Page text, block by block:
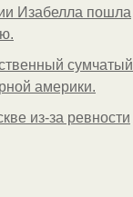
Изабелла пошла
сумчатый
америки.
из-за ревности